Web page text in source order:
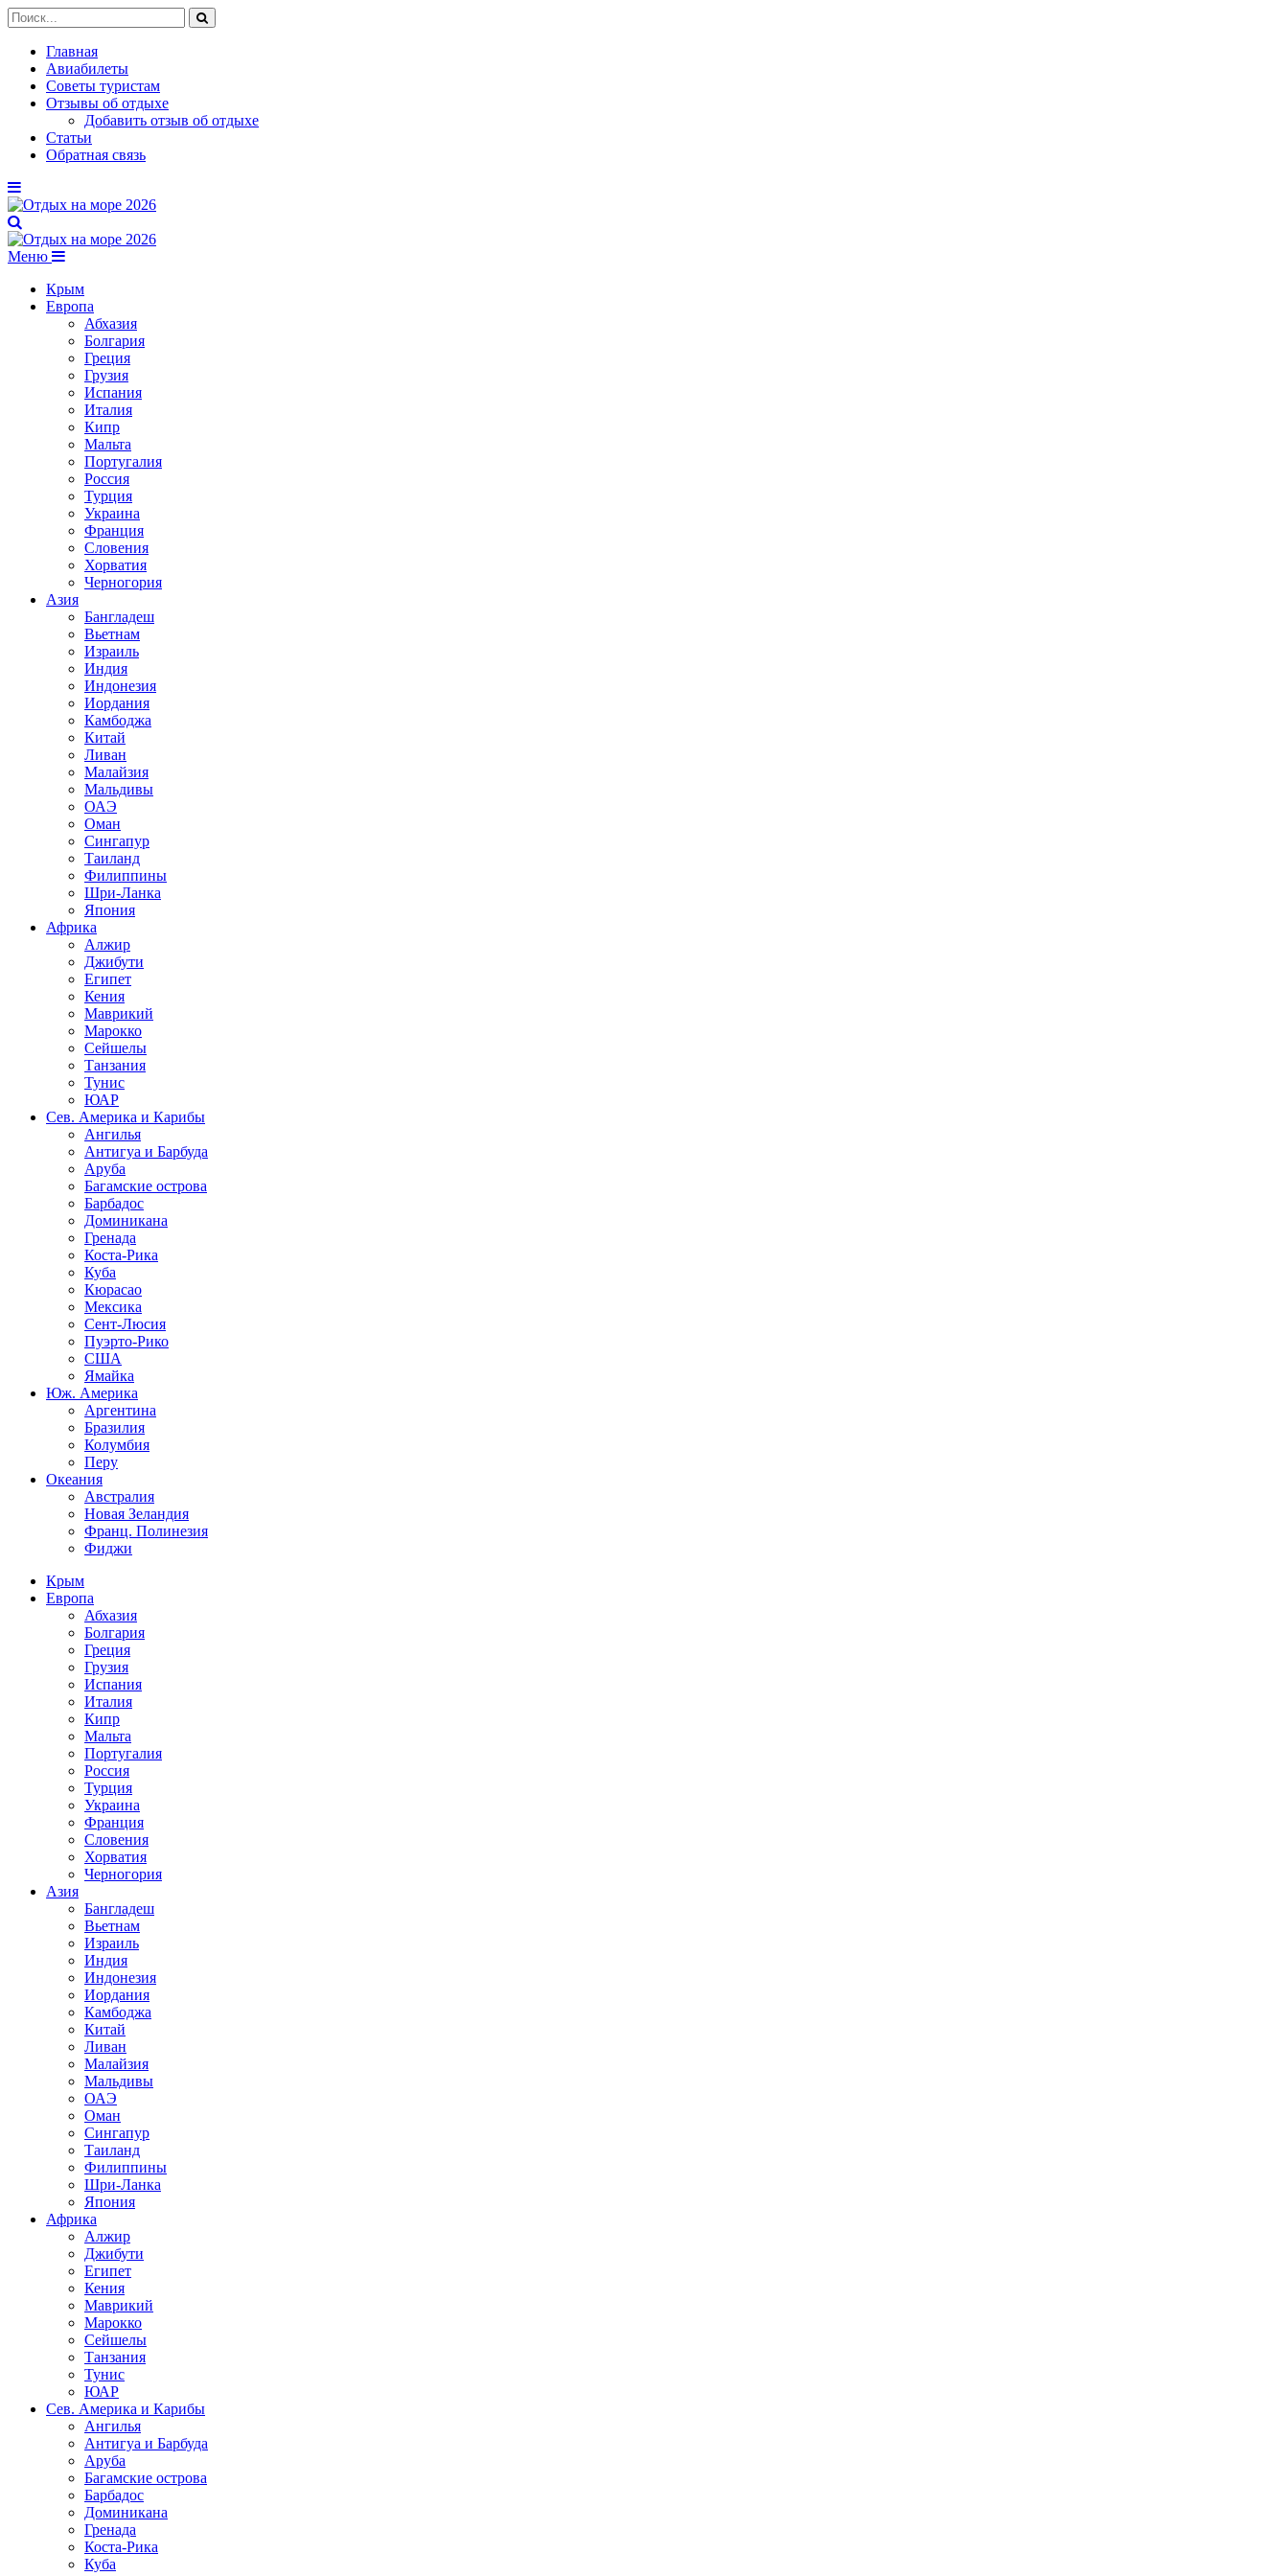
Главная
Авиабилеты
Советы туристам
Отзывы об отдыхе
Добавить отзыв об отдыхе
Статьи
Обратная связь
Меню
Крым
Европа
Абхазия
Болгария
Греция
Грузия
Испания
Италия
Кипр
Мальта
Португалия
Россия
Турция
Украина
Франция
Словения
Хорватия
Черногория
Азия
Бангладеш
Вьетнам
Израиль
Индия
Индонезия
Иордания
Камбоджа
Китай
Ливан
Малайзия
Мальдивы
ОАЭ
Оман
Сингапур
Таиланд
Филиппины
Шри-Ланка
Япония
Африка
Алжир
Джибути
Египет
Кения
Маврикий
Марокко
Сейшелы
Танзания
Тунис
ЮАР
Сев. Америка и Карибы
Ангилья
Антигуа и Барбуда
Аруба
Багамские острова
Барбадос
Доминикана
Гренада
Коста-Рика
Куба
Кюрасао
Мексика
Сент-Люсия
Пуэрто-Рико
США
Ямайка
Юж. Америка
Аргентина
Бразилия
Колумбия
Перу
Океания
Австралия
Новая Зеландия
Франц. Полинезия
Фиджи
Крым
Европа
Абхазия
Болгария
Греция
Грузия
Испания
Италия
Кипр
Мальта
Португалия
Россия
Турция
Украина
Франция
Словения
Хорватия
Черногория
Азия
Бангладеш
Вьетнам
Израиль
Индия
Индонезия
Иордания
Камбоджа
Китай
Ливан
Малайзия
Мальдивы
ОАЭ
Оман
Сингапур
Таиланд
Филиппины
Шри-Ланка
Япония
Африка
Алжир
Джибути
Египет
Кения
Маврикий
Марокко
Сейшелы
Танзания
Тунис
ЮАР
Сев. Америка и Карибы
Ангилья
Антигуа и Барбуда
Аруба
Багамские острова
Барбадос
Доминикана
Гренада
Коста-Рика
Куба